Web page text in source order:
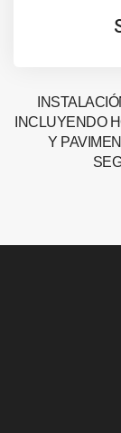
INCLUYENDO
Y